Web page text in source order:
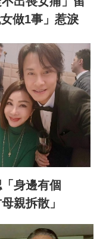
做1事」惹淚
身邊有個
親拆散」